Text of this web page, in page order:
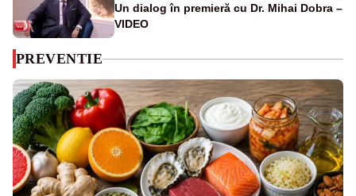
Un dialog în premieră cu Dr. Mihai Dobra –
VIDEO
PREVENTIE